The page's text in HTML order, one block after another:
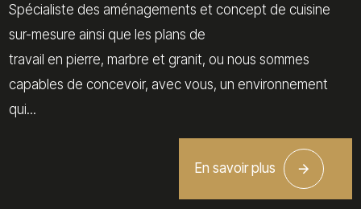
Spécialiste des aménagements et concept de cuisine
sur-mesure ainsi que les plans de
travail en pierre, marbre et granit, ou nous sommes
capables de concevoir, avec vous, un environnement
qui...
En savoir plus